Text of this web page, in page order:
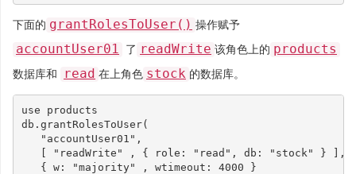
下面的 grantRolesToUser() 操作赋予
accountUser01 了 readWrite 该角色上的 products
数据库和 read 在上角色 stock 的数据库。
use
products
db . grantRolesToUser(
"accountUser01" ,
[
"readWrite" , { role : "read" , db : "stock" }
],
{ w: "majority" , wtimeout : 4000
}